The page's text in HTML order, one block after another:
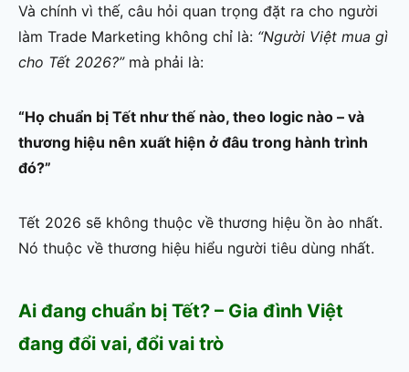
Và chính vì thế, câu hỏi quan trọng đặt ra cho người
làm Trade Marketing không chỉ là: “Người Việt mua gì
cho Tết 2026?”mà phải là:
“Họ chuẩn bị Tết như thế nào, theo logic nào – và
thương hiệu nên xuất hiện ở đâu trong hành trình
đó?”
Tết 2026 sẽ không thuộc về thương hiệu ồn ào nhất.
Nó thuộc về thương hiệu hiểu người tiêu dùng nhất.
Ai đang chuẩn bị Tết? – Gia đình Việt
đang đổi vai, đổi vai trò